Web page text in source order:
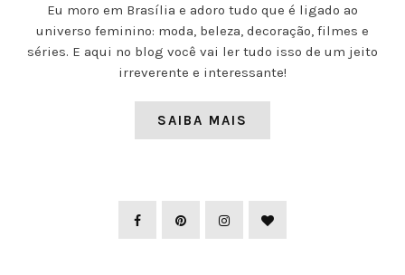
Eu moro em Brasília e adoro tudo que é ligado ao
universo feminino: moda, beleza, decoração, filmes e
séries. E aqui no blog você vai ler tudo isso de um jeito
irreverente e interessante!
SAIBA MAIS